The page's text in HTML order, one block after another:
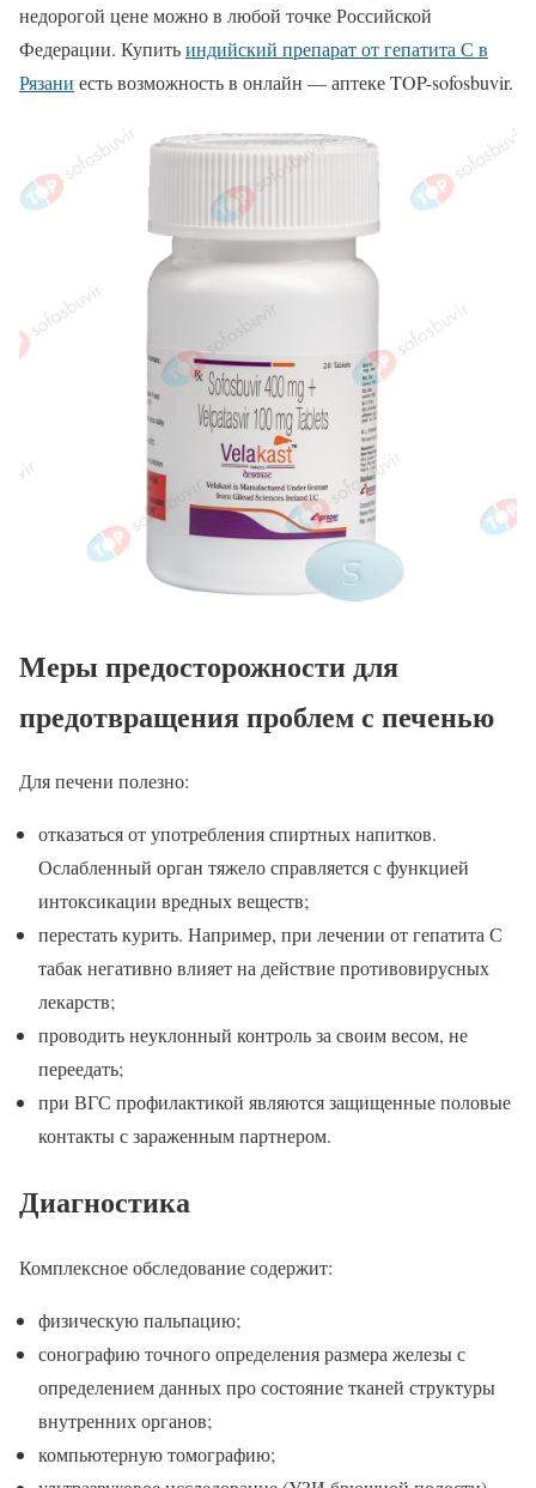
недорогой цене можно в любой точке Российской
Федерации. Купитьиндийский препарат от гепатита С в
Рязани есть возможность в онлайн — аптеке TOP-sofosbuvir.
Меры предосторожности для
предотвращения проблем с печенью
Для печени полезно:
отказаться от употребления спиртных напитков.
Ослабленный орган тяжело справляется с функцией
интоксикации вредных веществ;
перестать курить. Например, при лечении от гепатита С
табак негативно влияет на действие противовирусных
лекарств;
проводить неуклонный контроль за своим весом, не
переедать;
при ВГС профилактикой являются защищенные половые
контакты с зараженным партнером.
Диагностика
Комплексное обследование содержит:
физическую пальпацию;
сонографию точного определения размера железы с
определением данных про состояние тканей структуры
внутренних органов;
компьютерную томографию;